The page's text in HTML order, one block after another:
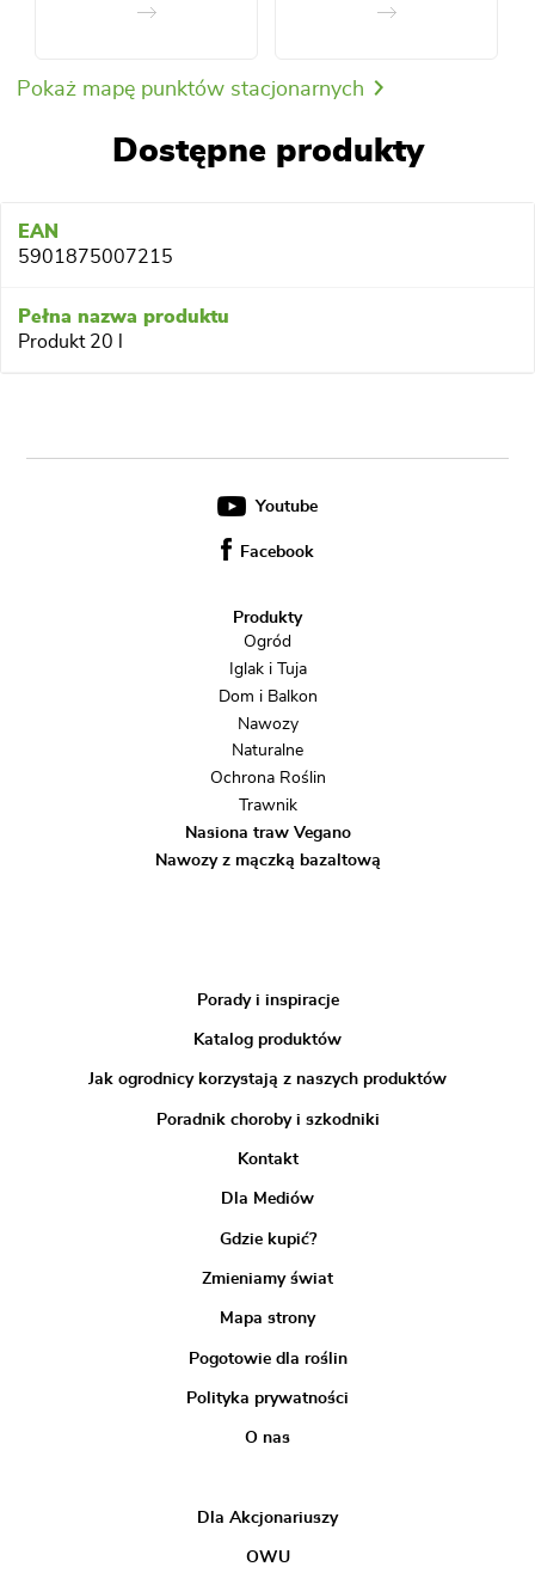
Pokaż mapę punktów stacjonarnych
Dostępne produkty
5901875007215
Produkt 20 l
Youtube
Facebook
Produkty
Ogród
Iglak i Tuja
Dom i Balkon
Nawozy
Naturalne
Ochrona Roślin
Trawnik
Nasiona traw Vegano
Nawozy z mączką bazaltową
Porady i inspiracje
Katalog produktów
Jak ogrodnicy korzystają z naszych produktów
Poradnik choroby i szkodniki
Kontakt
Dla Mediów
Gdzie kupić?
Zmieniamy świat
Mapa strony
Pogotowie dla roślin
Polityka prywatności
O nas
Dla Akcjonariuszy
OWU